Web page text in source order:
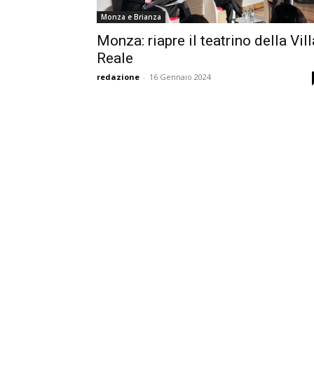
Monza e Brianza
Monza: riapre il teatrino della
Reale
redazione - 16 Gennaio 2024